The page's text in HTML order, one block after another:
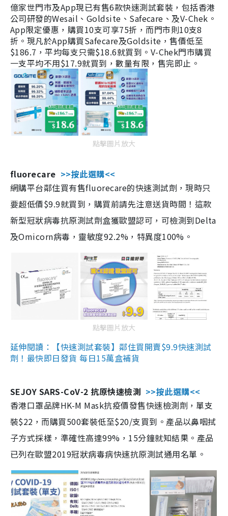
億家世門市及App現已有售6款快速測試套裝，包括香港
公司研發的Wesail、Goldsite、Safecare、及V-Chek。
App限定優惠，購買10支可享75折，而門市則10支8
折。現凡於App購買Safecare及Goldsite，售價低至
$186.7，平均每支只需$18.6就買到。V-Chek門市購買
一支平均不用$17.9就買到，數量有限，售完即止。
點擊圖片放大
fluorecare >>按此選購<<
網購平台鄰住買有售fluorecare的快速測試劑，現時只
要超低價$9.9就買到，購買前請先注意送貨時間！這款
新型冠狀病毒抗原測試劑盒獲歐盟認可，可檢測到Delta
及Omicorn病毒，靈敏度92.2%，特異度100%。
點擊圖片放大
延伸閱讀：【快速測試套裝】鄰住買開賣$9.9快速測試
劑！最快即日發貨 每日15萬盒補貨
SEJOY SARS-CoV-2 抗原快速檢測 >>按此選購<<
香港口罩品牌HK-M Mask抗疫價發售快速檢測劑，單支
裝$22，而購買500套裝低至$20/支買到。產品以鼻咽拭
子方式採樣，準確性高達99%，15分鐘就知結果。產品
已列在歐盟2019冠狀病毒病快速抗原測試通用名單。